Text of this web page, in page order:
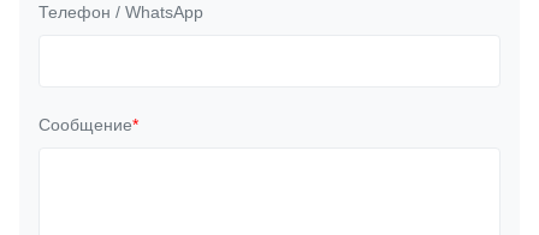
Телефон / WhatsApp
Сообщение*